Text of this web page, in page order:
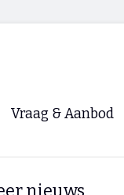
Vraag & Aanbod